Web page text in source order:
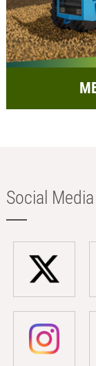
Social Media